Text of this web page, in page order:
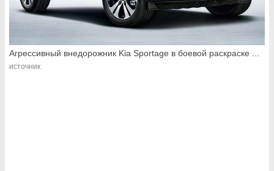
Агрессивный внедорожник Kia Sportage в боевой раскраске ...
источник